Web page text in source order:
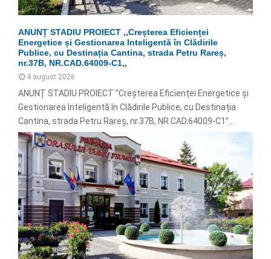
ANUNȚ STADIU PROIECT ,,Creșterea Eficienței
Energetice și Gestionarea Inteligentă în Clădirile
Publice, cu Destinația Cantina, strada Petru Rareș,
nr.37B, NR.CAD.64009-C1,,
4 august 2026
ANUNȚ STADIU PROIECT ”Creșterea Eficienței Energetice și
Gestionarea Inteligentă în Clădirile Publice, cu Destinația
Cantina, strada Petru Rareș, nr.37B, NR.CAD.64009-C1”...